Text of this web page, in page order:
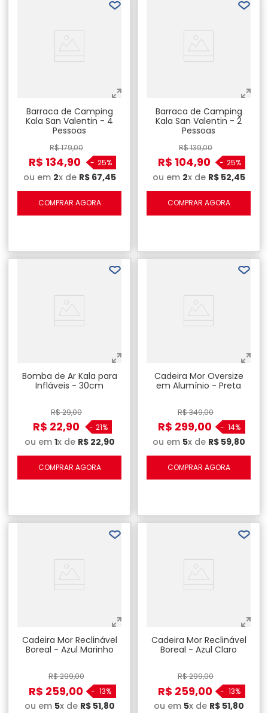
Barraca de Camping
Kala San Valentin - 4
Pessoas
R$179,00
R$ 134,90 - 25%
ou em 2x de R$ 67,45
COMPRAR AGORA
Barraca de Camping
Kala San Valentin - 2
Pessoas
R$139,00
R$ 104,90 - 25%
ou em 2x de R$ 52,45
COMPRAR AGORA
Bomba de Ar Kala para
Infláveis - 30cm
R$29,00
R$ 22,90 - 21%
ou em 1x de R$ 22,90
COMPRAR AGORA
Cadeira Mor Oversize
em Alumínio - Preta
R$349,00
R$ 299,00 - 14%
ou em 5x de R$ 59,80
COMPRAR AGORA
Cadeira Mor Reclinável
Boreal - Azul Marinho
R$299,00
R$ 259,00 - 13%
ou em 5x de R$ 51,80
Cadeira Mor Reclinável
Boreal - Azul Claro
R$299,00
R$ 259,00 - 13%
ou em 5x de R$ 51,80